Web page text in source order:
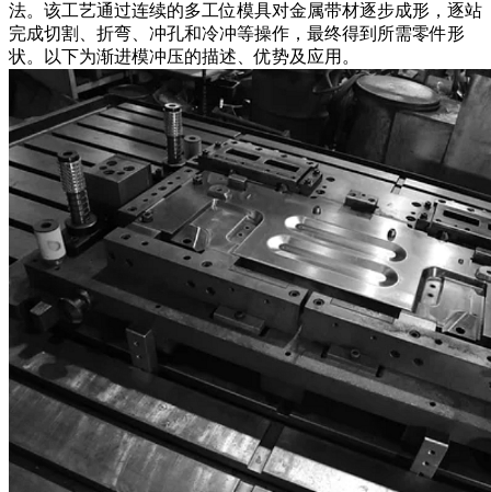
法。该工艺通过连续的多工位模具对金属带材逐步成形，逐站
完成切割、折弯、冲孔和冷冲等操作，最终得到所需零件形
状。以下为渐进模冲压的描述、优势及应用。